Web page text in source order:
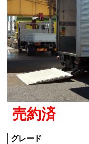
売約済
グレード